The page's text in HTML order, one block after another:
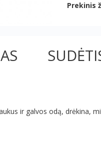
Prekinis
ir galvos odą, drėkina,